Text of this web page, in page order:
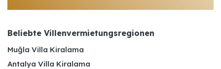
Beliebte Villenvermietungsregionen
Muğla Villa Kiralama
Antalya Villa Kiralama